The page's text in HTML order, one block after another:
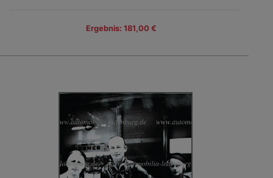
Ergebnis: 181,00 €